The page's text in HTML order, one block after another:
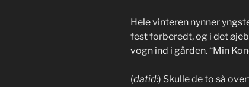
Hele vinteren nynner
fest forberedt, og i det
vogn ind i gården. “Min
(datid:) Skulle de to så